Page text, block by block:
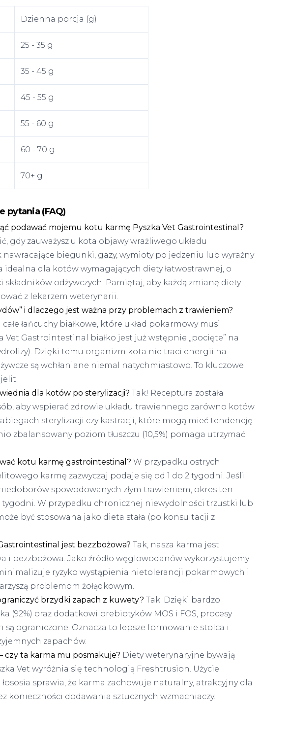
Dzienna porcja (g)
25 - 35 g
35 - 45 g
45 - 55 g
55 - 60 g
60 - 70 g
70+ g
pytania (FAQ)
podawać mojemu kotu karmę Pyszka Vet Gastrointestinal?
gdy zauważysz u kota objawy wrażliwego układu
biegunki, gazy, wymioty po jedzeniu lub wyraźny
idealna dla kotów wymagających diety łatwostrawnej, o
odżywczych. Pamiętaj, aby każdą zmianę diety
z lekarzem weterynarii.
i dlaczego jest ważna przy problemach z trawieniem?
łańcuchy białkowe, które układ pokarmowy musi
Vet Gastrointestinal białko jest już wstępnie „pocięte” na
Dzięki temu organizm kota nie traci energii na
są wchłaniane niemal natychmiastowo. To kluczowe
dla kotów po sterylizacji? Tak! Receptura została
aby wspierać zdrowie układu trawiennego zarówno kotów
sterylizacji czy kastracji, które mogą mieć tendencję
zbalansowany poziom tłuszczu (10,5%) pomaga utrzymać
kotu karmę gastrointestinal? W przypadku ostrych
karmę zazwyczaj podaje się od 1 do 2 tygodni. Jeśli
spowodowanych złym trawieniem, okres ten
tygodni. W przypadku chronicznej niewydolności trzustki lub
być stosowana jako dieta stała (po konsultacji z
jest bezzbożowa? Tak, nasza karma jest
i bezzbożowa. Jako źródło węglowodanów wykorzystujemy
ryzyko wystąpienia nietolerancji pokarmowych i
problemom żołądkowym.
brzydki zapach z kuwety? Tak. Dzięki bardzo
(92%) oraz dodatkowi prebiotyków MOS i FOS, procesy
ograniczone. Oznacza to lepsze formowanie stolca i
zapachów.
czy ta karma mu posmakuje? Diety weterynaryjne bywają
Vet wyróżnia się technologią Freshtrusion. Użycie
sprawia, że karma zachowuje naturalny, atrakcyjny dla
konieczności dodawania sztucznych wzmacniaczy.